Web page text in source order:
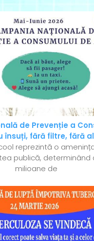
de Prevenție a
însuți, fără filtre, fără
reprezintă o
publică, determinând
milioane de